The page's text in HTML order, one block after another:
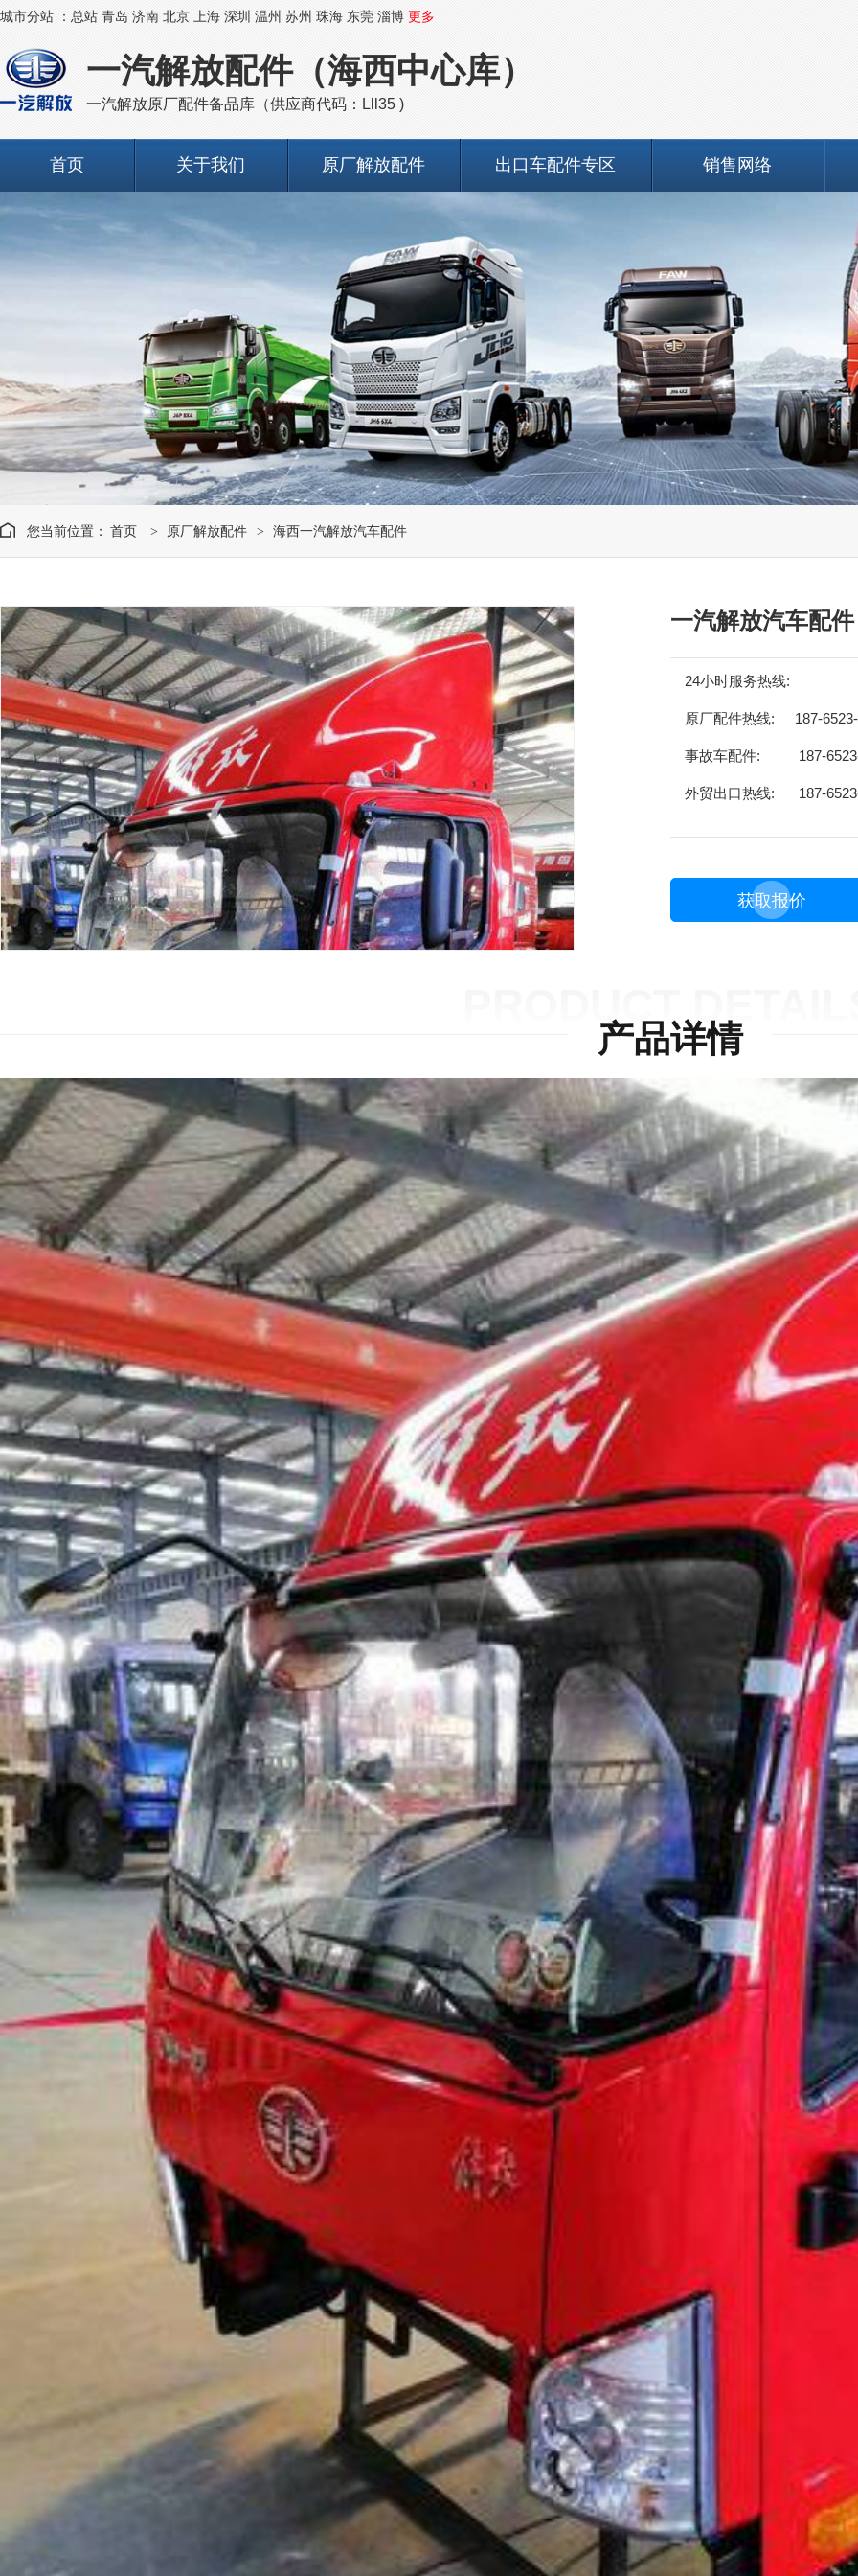
城市分站 ： 总站 青岛 济南 北京 上海 深圳 温州 苏州 珠海 东莞 淄博 更多
一汽解放配件（海西中心库）
一汽解放原厂配件备品库（供应商代码：Lll35 )
首页 关于我们 原厂解放配件 出口车配件专区 销售网络
您当前位置： 首页 > 原厂解放配件 > 海西一汽解放汽车配件
一汽解放汽车配件
24小时服务热线:
原厂配件热线: 187-
事故车配件: 187-
外贸出口热线: 187-
获取报价
PRODUCT
产品详情